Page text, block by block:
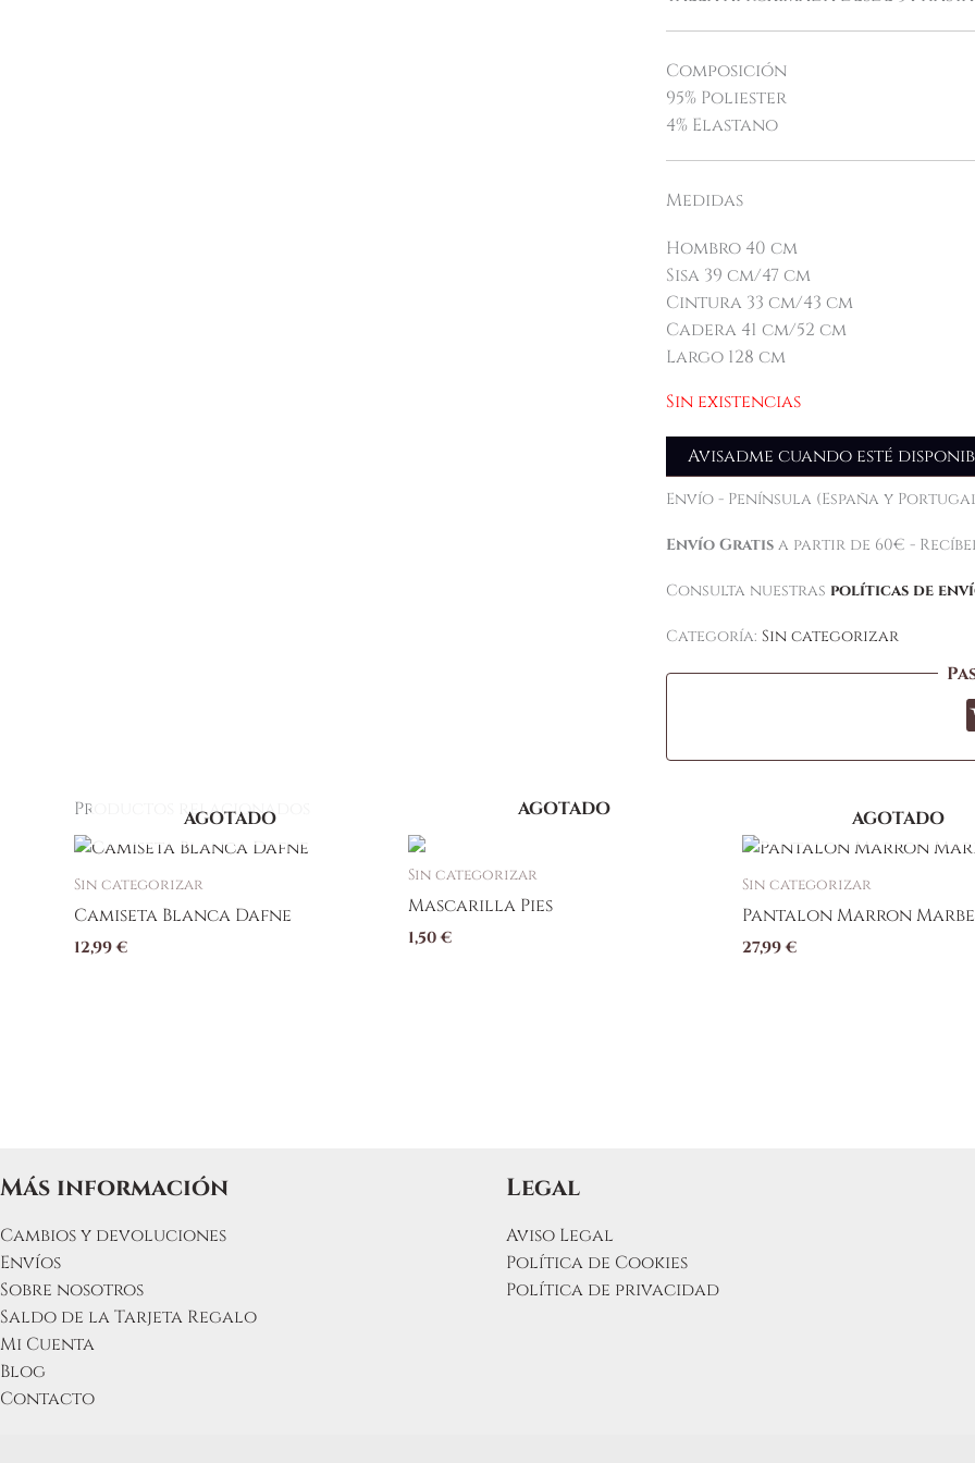
Composición
95% Poliester
4% Elastano
Medidas
Hombro 40 cm
Sisa 39 cm/47 cm
Cintura 33 cm/43 cm
Cadera 41 cm/52 cm
Largo 128 cm
Sin existencias
Avisadme cuando esté
Envío - Península (España y
Envío Gratisa partir de 60€ -
Consulta nuestras políticas de
Categoría: Sin categorizar
Productos relacionados
AGOTADO
Sin categorizar
Camiseta Blanca Dafne
12,99€
AGOTADO
Sin categorizar
Mascarilla Pies
1,50€
AGOTADO
Sin categorizar
Pantalon Marron
27,99€
Este
producto
múltiples
variantes.
Más información
Cambios y devoluciones
Envíos
Sobre nosotros
Saldo de la Tarjeta Regalo
Mi Cuenta
Blog
Contacto
Legal
Aviso Legal
Política de Cookies
Política de privacidad